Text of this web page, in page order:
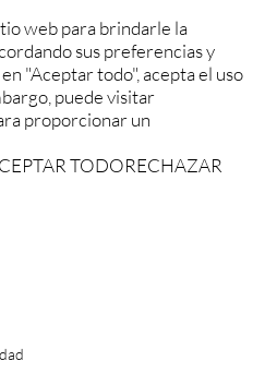
web para brindarle la
sus preferencias y
"Aceptar todo", acepta el uso
puede visitar
proporcionar un
TODORECHAZAR